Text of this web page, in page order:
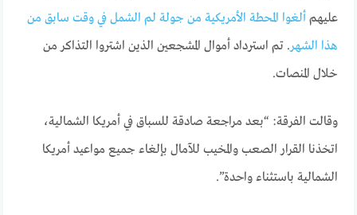
عليهم ألغوا المحطة الأمريكية من جولة لم الشمل في وقت سابق من
هذا الشهر. تم استرداد أموال المشجعين الذين اشتروا التذاكر من
خلال المنصات.
وقالت الفرقة: “بعد مراجعة صادقة للسباق في أمريكا الشمالية،
اتخذنا القرار الصعب والمخيب للآمال بإلغاء جميع مواعيد أمريكا
الشمالية باستثناء واحدة”.